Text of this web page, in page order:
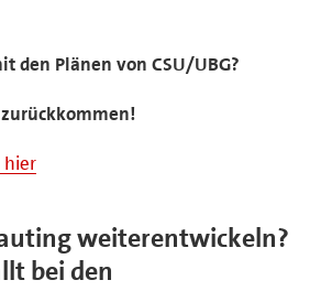
den Plänen von CSU/UBG?
weiterentwickeln?
bei den